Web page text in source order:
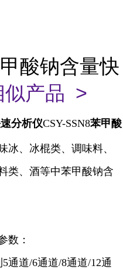
酸钠含量快
似产品 >
分析仪CSY-SSN8苯甲酸
冰、冰棍类、调味料、
类、酒等中苯甲酸钠含
数：
通道/6通道/8通道/12通